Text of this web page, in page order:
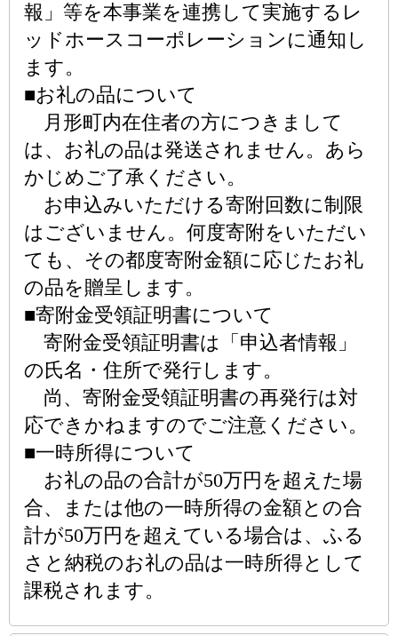
報」等を本事業を連携して実施するレ
ッドホースコーポレーションに通知し
ます。
■お礼の品について
月形町内在住者の方につきまして
は、お礼の品は発送されません。あら
かじめご了承ください。
お申込みいただける寄附回数に制限
はございません。何度寄附をいただい
ても、その都度寄附金額に応じたお礼
の品を贈呈します。
■寄附金受領証明書について
寄附金受領証明書は「申込者情報」
の氏名・住所で発行します。
尚、寄附金受領証明書の再発行は対
応できかねますのでご注意ください。
■一時所得について
お礼の品の合計が50万円を超えた場
合、または他の一時所得の金額との合
計が50万円を超えている場合は、ふる
さと納税のお礼の品は一時所得として
課税されます。